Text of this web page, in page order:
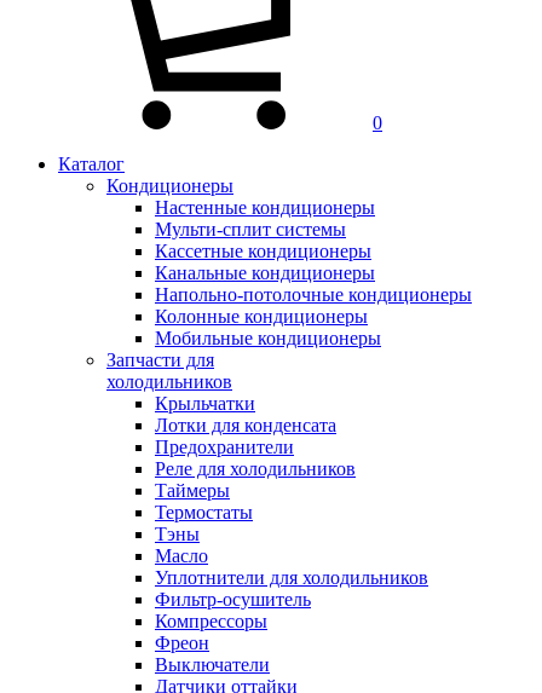
0
Каталог
Кондиционеры
Настенные кондиционеры
Мульти-сплит системы
Кассетные кондиционеры
Канальные кондиционеры
Напольно-потолочные кондиционеры
Колонные кондиционеры
Мобильные кондиционеры
Запчасти для
холодильников
Крыльчатки
Лотки для конденсата
Предохранители
Реле для холодильников
Таймеры
Термостаты
Тэны
Масло
Уплотнители для холодильников
Фильтр-осушитель
Компрессоры
Фреон
Выключатели
Датчики оттайки